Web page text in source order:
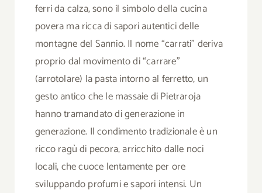
ferri da calza, sono il simbolo della cucina
povera ma ricca di sapori autentici delle
montagne del Sannio. Il nome “carrati” deriva
proprio dal movimento di “carrare”
(arrotolare) la pasta intorno al ferretto, un
gesto antico che le massaie di Pietraroja
hanno tramandato di generazione in
generazione. Il condimento tradizionale è un
ricco ragù di pecora, arricchito dalle noci
locali, che cuoce lentamente per ore
sviluppando profumi e sapori intensi. Un